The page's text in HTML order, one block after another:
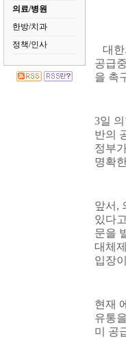
의료/병원
한방/치과
정책/인사
대한
공급
을 촉
3일
반의
정부
명확
앞서 ,
있다
문을
대체
입장
현재
유통
미 공